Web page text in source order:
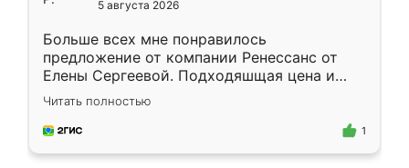
5 августа 2026
Больше всех мне понравилось
предложение от компании Ренессанс от
Елены Сергеевой. Подходяшщая цена и
короткие сроки изготовления. Приехавший
для замера сотрудник Владислав
предложил по моему эскизу самый
Читать полностью
1